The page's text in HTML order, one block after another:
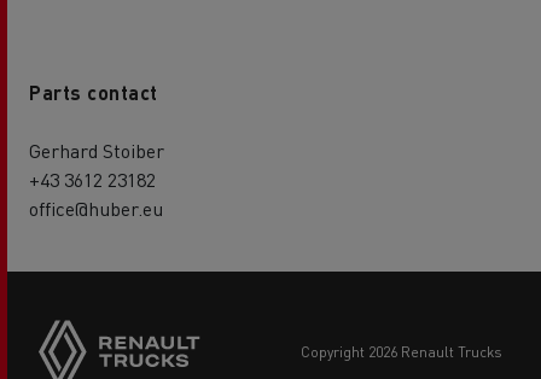
Parts contact
Gerhard Stoiber
+43 3612 23182
office@huber.eu
copyright 2026 Renault Trucks